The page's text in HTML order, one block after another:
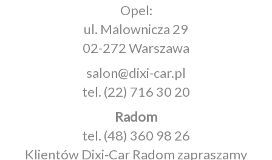
Opel:
ul. Malownicza 29
02-272 Warszawa
salon@dixi-car.pl
tel. (22) 716 30 20
Radom
tel. (48) 360 98 26
Klientów Dixi‑Car Radom zapraszamy